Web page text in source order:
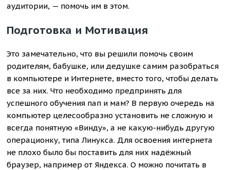
аудитории, — помочь им в этом.
Подготовка и Мотивация
Это замечательно, что вы решили помочь своим
родителям, бабушке, или дедушке самим разобраться
в компьютере и Интернете, вместо того, чтобы делать
все за них. Что необходимо предпринять для
успешного обучения пап и мам? В первую очередь на
компьютер целесообразно установить не сложную и
всегда понятную «Винду», а не какую-нибудь другую
операционку, типа Линукса. Для освоения интернета
не плохо было бы поставить для них надёжный
браузер, например от Яндекса. О можно почитать в